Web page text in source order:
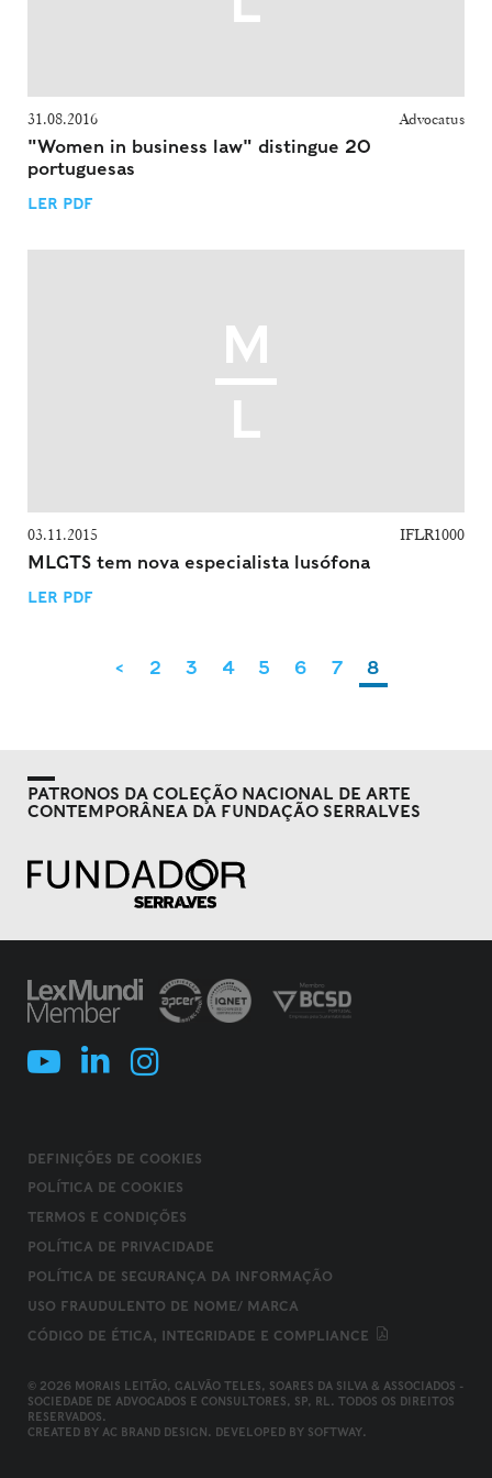
31.08.2016 Advocatus
"Women in business law" distingue 20
portuguesas
LER PDF
03.11.2015 IFLR1000
MLGTS tem nova especialista lusófona
LER PDF
< 2 3 4 5 6 7 8
PATRONOS DA COLEÇÃO NACIONAL DE ARTE
CONTEMPORÂNEA DA FUNDAÇÃO SERRALVES
DEFINIÇÕES DE COOKIES
POLÍTICA DE COOKIES
TERMOS E CONDIÇÕES
POLÍTICA DE PRIVACIDADE
POLÍTICA DE SEGURANÇA DA INFORMAÇÃO
USO FRAUDULENTO DE NOME/ MARCA
CÓDIGO DE ÉTICA, INTEGRIDADE E COMPLIANCE
© 2026 MORAIS LEITÃO, GALVÃO TELES, SOARES DA SILVA & ASSOCIADOS -
SOCIEDADE DE ADVOGADOS E CONSULTORES, SP, RL. TODOS OS DIREITOS
RESERVADOS.
CREATED BY AC BRAND DESIGN. DEVELOPED BY SOFTWAY.